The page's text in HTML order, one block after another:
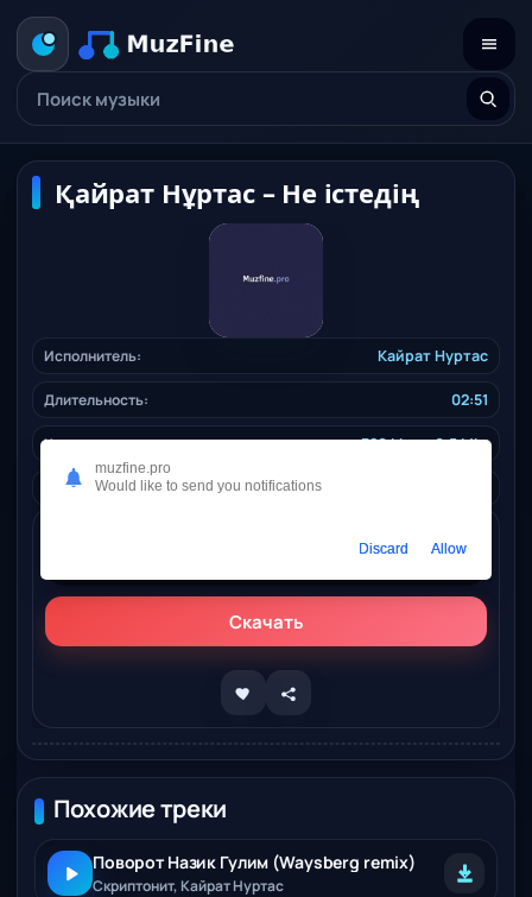
Қайрат Нұртас – Не істедің
Исполнитель: Кайрат Нуртас
Длительность: 02:51
Качество: 320 kbps, 6,5 Mb.
Дата релиза:
Скачать
Похожие треки
Поворот Назик Гулим (Waysberg remix)
Скриптонит, Кайрат Нуртас
muzfine.pro
Would like to send you notifications
Discard Allow